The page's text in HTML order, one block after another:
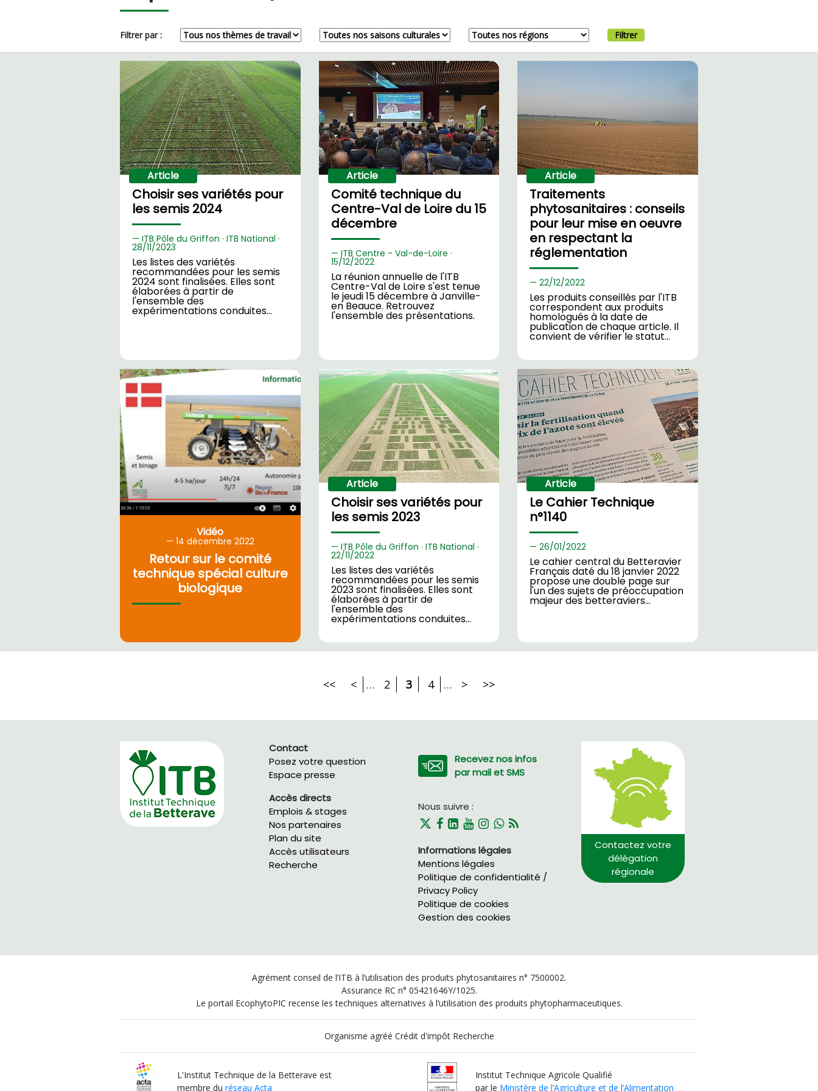
Filtrer par : Filtrer
Article
Choisir ses variétés pour
les semis 2024
ITB Pôle du Griffon · ITB National ·
28/11/2023
Les listes des variétés
recommandées pour les semis
2024 sont finalisées. Elles sont
élaborées à partir de
l'ensemble des
expérimentations conduites…
Article
Comité technique du
Centre-Val de Loire du 15
décembre
ITB Centre - Val-de-Loire ·
15/12/2022
La réunion annuelle de l'ITB
Centre-Val de Loire s'est tenue
le jeudi 15 décembre à Janville-
en Beauce. Retrouvez
l'ensemble des présentations.
Article
Traitements
phytosanitaires : conseils
pour leur mise en oeuvre
en respectant la
réglementation
22/12/2022
Les produits conseillés par l'ITB
correspondent aux produits
homologués à la date de
publication de chaque article. Il
convient de vérifier le statut…
Vidéo
14 décembre 2022
Retour sur le comité
technique spécial culture
biologique
Article
Choisir ses variétés pour
les semis 2023
ITB Pôle du Griffon · ITB National ·
22/11/2022
Les listes des variétés
recommandées pour les semis
2023 sont finalisées. Elles sont
élaborées à partir de
l'ensemble des
expérimentations conduites…
Article
Le Cahier Technique
n°1140
26/01/2022
Le cahier central du Betteravier
Français daté du 18 janvier 2022
propose une double page sur
l'un des sujets de préoccupation
majeur des betteraviers…
<< < … 2 3 4 … > >>
Contactez votre
délégation
régionale
Recevez nos infos
par mail et SMS
Nous suivre :
Informations légales
Mentions légales
Politique de confidentialité /
Privacy Policy
Politique de cookies
Gestion des cookies
Contact
Posez votre question
Espace presse
Accès directs
Emplois & stages
Nos partenaires
Plan du site
Accès utilisateurs
Recherche
Agrément conseil de l’ITB à l’utilisation des produits phytosanitaires n° 7500002.
Assurance RC n° 05421646Y/1025.
Le portail EcophytoPIC recense les techniques alternatives à l’utilisation des produits phytopharmaceutiques.
Organisme agréé Crédit d'impôt Recherche
L'Institut Technique de la Betterave est
membre duréseau Acta
Institut Technique Agricole Qualifié
par le Ministère de l’Agriculture et de l’Alimentation